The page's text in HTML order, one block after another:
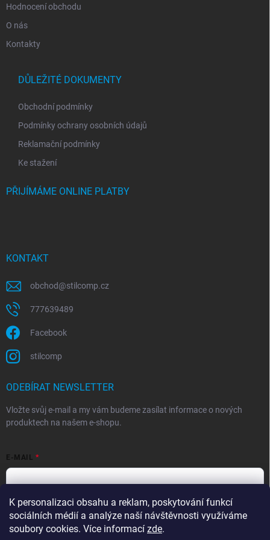
K personalizaci obsahu a reklam, poskytování funkcí
sociálních médií a analýze naší návštěvnosti využíváme
soubory cookies. Více informací zde.
Hodnocení obchodu
O nás
Kontakty
DŮLEŽITÉ DOKUMENTY
Obchodní podmínky
Podmínky ochrany osobních údajů
Reklamační podmínky
Ke stažení
PŘIJÍMÁME ONLINE PLATBY
KONTAKT
obchod@stilcomp.cz
777639489
Facebook
stilcomp
ODEBÍRAT NEWSLETTER
Vložte svůj e-mail a my vám budeme zasílat informace o nových
produktech na našem e-shopu.
E-MAIL
Souhlasím spodmínkami ochrany osobních údajů
Přihlásit se